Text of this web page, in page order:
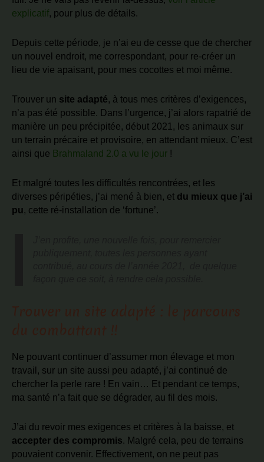
explicatif, pour plus de détails.
Depuis cette période, je n’ai eu de cesse que de chercher
un nouvel endroit, me correspondant, pour re-créer un
lieu de vie apaisant, pour mes cocottes et moi même.
Trouver un site adapté, à tous mes critères d’exigences,
n’a pas été possible. Dans l’urgence, j’ai alors rapatrié de
manière un peu précipitée, début 2021, les animaux sur
un terrain précaire et provisoire, en attendant mieux. C’est
ainsi que Brahmaland 2.0 a vu le jour !
Et malgré toutes les difficultés rencontrées, et les
diverses péripéties, j’ai mené à bien, et du mieux que j’ai
pu, cette ré-installation de ‘fortune’.
Ne pouvant continuer d’assumer mon élevage et mon
travail, sur un site aussi peu adapté, j’ai continué de
chercher la perle rare ! En vain… Et pendant ce temps,
ma santé n’a fait que se dégrader, au fil des mois.
J’ai du revoir mes exigences et critères à la baisse, et
accepter des compromis. Malgré cela, peu de terrains
pouvaient convenir. Effectivement, on ne peut pas